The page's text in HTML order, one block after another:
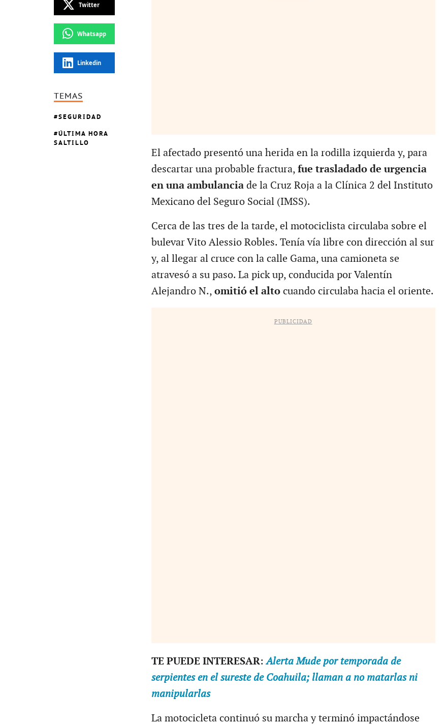
Twitter
Whatsapp
Linkedin
TEMAS
SEGURIDAD
ÚLTIMA HORA
SALTILLO
El afectado presentó una herida en la rodilla izquierda y, para
descartar una probable fractura, fue trasladado de urgencia
en una ambulanciade la Cruz Roja a la Clínica 2 del Instituto
Mexicano del Seguro Social (IMSS).
Cerca de las tres de la tarde, el motociclista circulaba sobre el
bulevar Vito Alessio Robles. Tenía vía libre con dirección al sur
y, al llegar al cruce con la calle Gama, una camioneta se
atravesó a su paso. La pick up, conducida por Valentín
Alejandro N., omitió el alto cuando circulaba hacia el oriente.
PUBLICIDAD
TE PUEDE INTERESAR:Alerta Mude por temporada de
serpientes en el sureste de Coahuila; llaman a no matarlas ni
manipularlas
La motocicleta continuó su marcha y terminó impactándose